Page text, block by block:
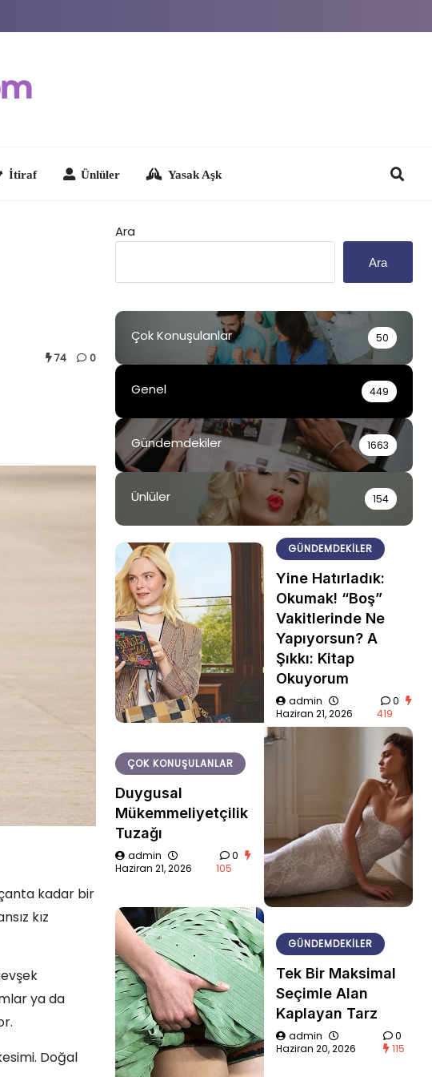
74 0
kadar bir
kız
ya da
Doğal
Ara
Ara
Çok Konuşulanlar 50
Genel 449
Gündemdekiler 1663
Ünlüler 154
GÜNDEMDEKILER
Yine Hatırladık:
Okumak! “Boş”
Vakitlerinde Ne
Yapıyorsun? A
Şıkkı: Kitap
Okuyorum
admin
Haziran 21, 2026
0
419
ÇOK KONUŞULANLAR
Duygusal
Mükemmeliyetçilik
Tuzağı
admin
Haziran 21, 2026
0
105
GÜNDEMDEKILER
Tek Bir Maksimal
Seçimle Alan
Kaplayan Tarz
admin
Haziran 20, 2026
0
115